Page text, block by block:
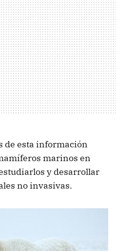
de esta información
marinos en
y desarrollar
no invasivas.